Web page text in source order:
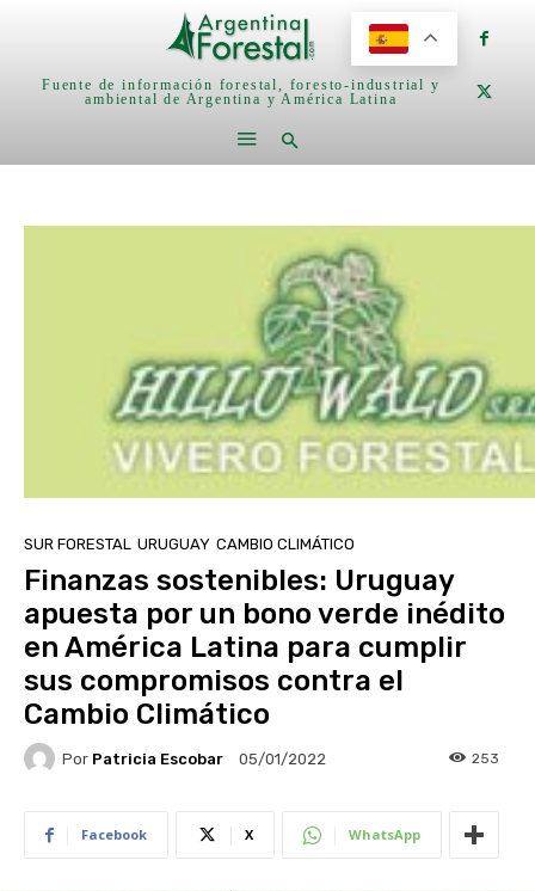
Fuente de información forestal, foresto-industrial y
ambiental de Argentina y América Latina
SUR FORESTAL URUGUAY CAMBIO CLIMÁTICO
Finanzas sostenibles: Uruguay
apuesta por un bono verde inédito
en América Latina para cumplir
sus compromisos contra el
Cambio Climático
Por Patricia Escobar 05/01/2022 253
Facebook X WhatsApp